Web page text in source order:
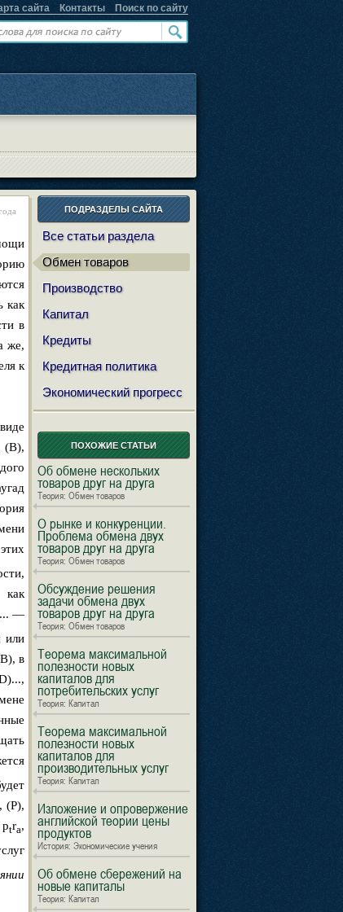
сайта Контакты Поиск по сайту
как
в
же,
к
(B),
как
... —
или
в
(P),
ptra,
ПОДРАЗДЕЛЫ САЙТА
Все статьи раздела
Обмен товаров
Производство
Капитал
Кредиты
Кредитная политика
Экономический прогресс
ПОХОЖИЕ СТАТЬИ
Об обмене нескольких
товаров друг на друга
Теория: Обмен товаров
О рынке и конкуренции.
Проблема обмена двух
товаров друг на друга
Теория: Обмен товаров
Обсуждение решения
задачи обмена двух
товаров друг на друга
Теория: Обмен товаров
Теорема максимальной
полезности новых
капиталов для
потребительских услуг
Теория: Капитал
Теорема максимальной
полезности новых
капиталов для
производительных услуг
Теория: Капитал
Изложение и опровержение
английской теории цены
продуктов
История: Экономические учения
Об обмене сбережений на
новые капиталы
Теория: Капитал